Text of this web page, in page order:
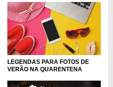
LEGENDAS PARA FOTOS DE
VERÃO NA QUARENTENA